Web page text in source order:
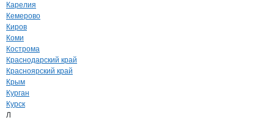
Карелия
Кемерово
Киров
Коми
Кострома
Краснодарский край
Красноярский край
Крым
Курган
Курск
Л